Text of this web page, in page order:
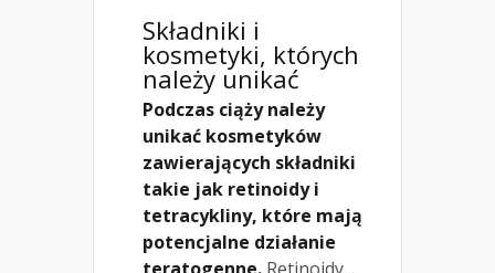
Składniki i
kosmetyki, których
należy unikać
Podczas ciąży należy
unikać kosmetyków
zawierających składniki
takie jak retinoidy i
tetracykliny, które mają
potencjalne działanie